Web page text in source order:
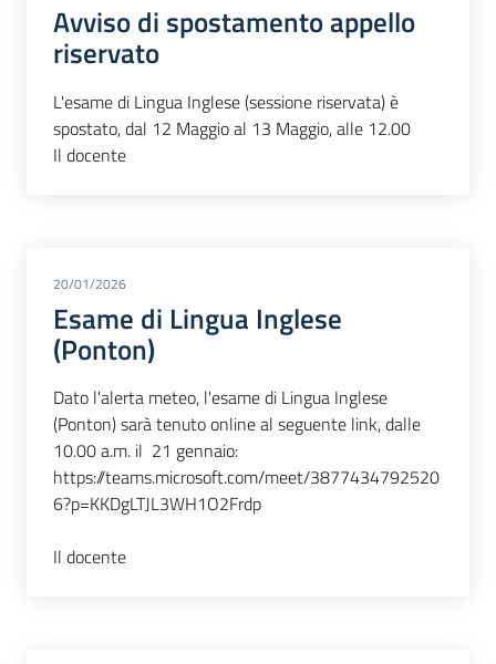
Avviso di spostamento appello
riservato
L'esame di Lingua Inglese (sessione riservata) è
spostato, dal 12 Maggio al 13 Maggio, alle 12.00
Il docente
20/01/2026
Esame di Lingua Inglese
(Ponton)
Dato l'alerta meteo, l'esame di Lingua Inglese
(Ponton) sarà tenuto online al seguente link, dalle
10.00 a.m. il 21 gennaio:
https://teams.microsoft.com/meet/3877434792520
6?p=KKDgLTJL3WH1O2Frdp
Il docente